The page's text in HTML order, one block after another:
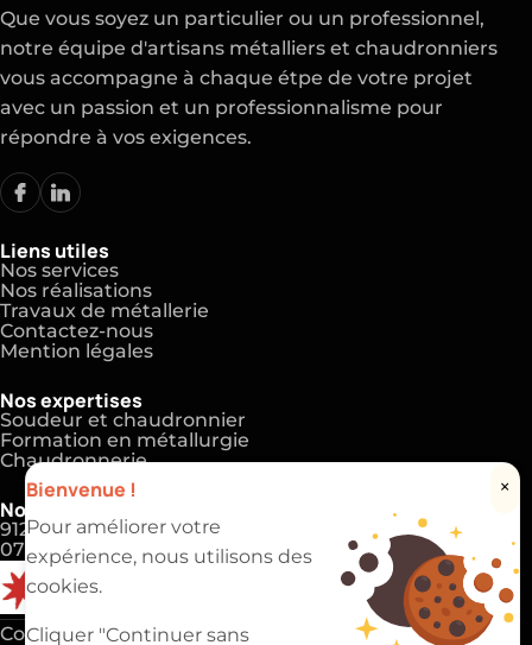
Bienvenue ! ×
Pour améliorer votre
expérience, nous utilisons des
cookies.
Cliquer "Continuer sans
Que vous soyez un particulier ou un professionnel,
notre équipe d'artisans métalliers et chaudronniers
vous accompagne à chaque étpe de votre projet
avec un passion et un professionnalisme pour
répondre à vos exigences.
Liens utiles
Nos services
Nos réalisations
Travaux de métallerie
Contactez-nous
Mention légales
Nos expertises
Soudeur et chaudronnier
Formation en métallurgie
Chaudronnerie
Nos coordonnées
91220 Brétigny-sur-Orge
07 83 81 00 69
Copyright 2025 ©EVAPI Industrie